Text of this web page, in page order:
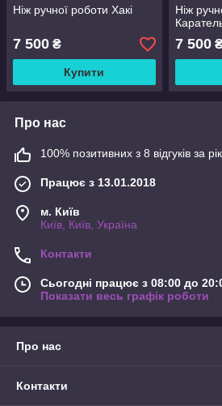
Ніж ручної роботи Хакі
7 500 ₴
Купити
Ніж
7 500
Про нас
100% позитивних з 8 відгуків за рік
Працює з 13.01.2018
м. Київ
Київ, Київ, Україна
Контакти
Сьогодні працює з 08:00 до
Показати весь графік роботи
Про нас
Контакти